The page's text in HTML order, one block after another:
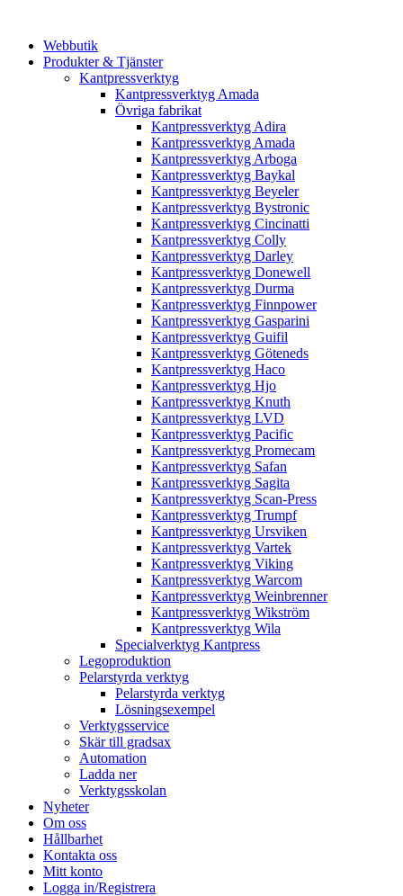
Webbutik
Produkter & Tjänster
Kantpressverktyg
Kantpressverktyg Amada
Övriga fabrikat
Kantpressverktyg Adira
Kantpressverktyg Amada
Kantpressverktyg Arboga
Kantpressverktyg Baykal
Kantpressverktyg Beyeler
Kantpressverktyg Bystronic
Kantpressverktyg Cincinatti
Kantpressverktyg Colly
Kantpressverktyg Darley
Kantpressverktyg Donewell
Kantpressverktyg Durma
Kantpressverktyg Finnpower
Kantpressverktyg Gasparini
Kantpressverktyg Guifil
Kantpressverktyg Göteneds
Kantpressverktyg Haco
Kantpressverktyg Hjo
Kantpressverktyg Knuth
Kantpressverktyg LVD
Kantpressverktyg Pacific
Kantpressverktyg Promecam
Kantpressverktyg Safan
Kantpressverktyg Sagita
Kantpressverktyg Scan-Press
Kantpressverktyg Trumpf
Kantpressverktyg Ursviken
Kantpressverktyg Vartek
Kantpressverktyg Viking
Kantpressverktyg Warcom
Kantpressverktyg Weinbrenner
Kantpressverktyg Wikström
Kantpressverktyg Wila
Specialverktyg Kantpress
Legoproduktion
Pelarstyrda verktyg
Pelarstyrda verktyg
Lösningsexempel
Verktygsservice
Skär till gradsax
Automation
Ladda ner
Verktygsskolan
Nyheter
Om oss
Hållbarhet
Kontakta oss
Mitt konto
Logga in/Registrera